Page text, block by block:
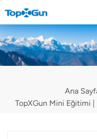
BİZE ULAŞIN
English
Русский
Ana
TopXGun Mini Eğitimi |